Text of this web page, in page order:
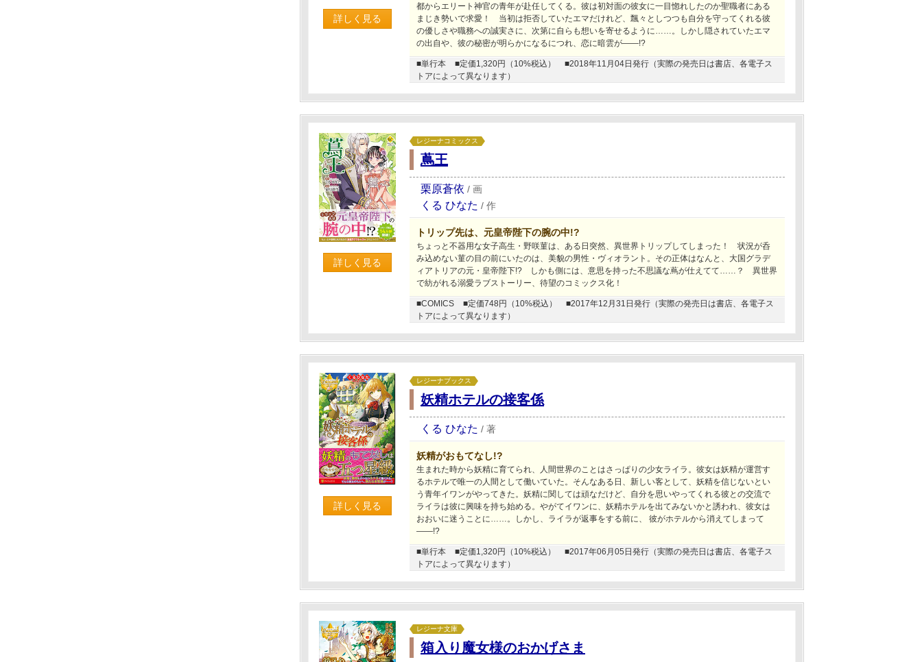
詳しく見る
都からエリート神官の青年が赴任してくる。彼は初対面の彼女に一目惚れしたのか聖職者にある
まじき勢いで求愛！ 当初は拒否していたエマだけれど、飄々としつつも自分を守ってくれる彼
の優しさや職務への誠実さに、次第に自らも想いを寄せるように……。しかし隠されていたエマ
の出自や、彼の秘密が明らかになるにつれ、恋に暗雲が――!?
■単行本 ■定価1,320円（10%税込）
■2018年11月04日発行（実際の発売日は書店、各電子ス
トアによって異なります）
詳しく見る
レジーナコミックス
蔦王
栗原蒼依 / 画
くる ひなた / 作
トリップ先は、元皇帝陛下の腕の中!?
ちょっと不器用な女子高生・野咲菫は、ある日突然、異世界トリップしてしまった！ 状況が呑
み込めない菫の目の前にいたのは、美貌の男性・ヴィオラント。その正体はなんと、大国グラデ
ィアトリアの元・皇帝陛下!? しかも側には、意思を持った不思議な蔦が仕えてて……？ 異世界
で紡がれる溺愛ラブストーリー、待望のコミックス化！
■COMICS ■定価748円（10%税込）
■2017年12月31日発行（実際の発売日は書店、各電子ス
トアによって異なります）
詳しく見る
レジーナブックス
妖精ホテルの接客係
くる ひなた / 著
妖精がおもてなし!?
生まれた時から妖精に育てられ、人間世界のことはさっぱりの少女ライラ。彼女は妖精が運営す
るホテルで唯一の人間として働いていた。そんなある日、新しい客として、妖精を信じないとい
う青年イワンがやってきた。妖精に関しては頑なだけど、自分を思いやってくれる彼との交流で
ライラは彼に興味を持ち始める。やがてイワンに、妖精ホテルを出てみないかと誘われ、彼女は
おおいに迷うことに……。しかし、ライラが返事をする前に、 彼がホテルから消えてしまって
――!?
■単行本 ■定価1,320円（10%税込）
■2017年06月05日発行（実際の発売日は書店、各電子ス
トアによって異なります）
レジーナ文庫
箱入り魔女様のおかげさま